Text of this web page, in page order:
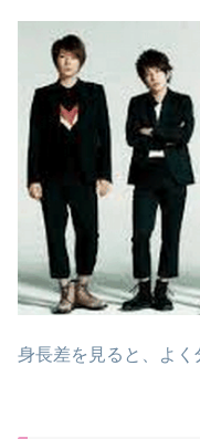
身長差を見ると、よく